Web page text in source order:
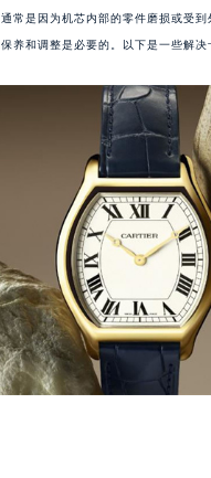
常是因为机芯内部的零件磨损或受
养和调整是必要的。以下是一些解决